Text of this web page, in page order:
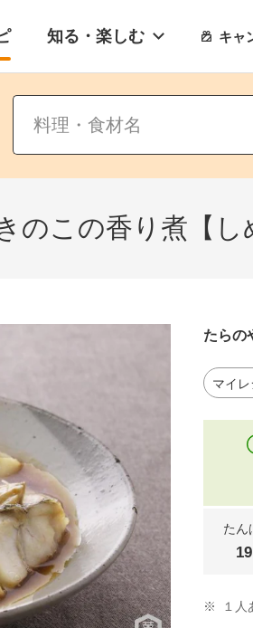
知る・楽しむ キャ
のこの香り煮【し
たらの
マイレ
たん
※ １人